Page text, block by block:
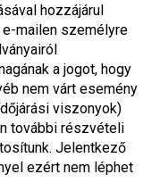
hozzájárul
e-mailen személyre
a jogot, hogy
nem várt esemény
viszonyok)
további részvételi
Jelentkező
ezért nem léphet